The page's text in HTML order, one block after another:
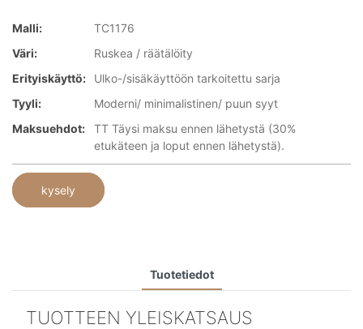
Malli:
TC1176
Väri:
Ruskea / räätälöity
Erityiskäyttö:
Ulko-/sisäkäyttöön tarkoitettu sarja
Tyyli:
Moderni/ minimalistinen/ puun syyt
Maksuehdot:
TT Täysi maksu ennen lähetystä (30%
etukäteen ja loput ennen lähetystä).
kysely
Tuotetiedot
TUOTTEEN YLEISKATSAUS